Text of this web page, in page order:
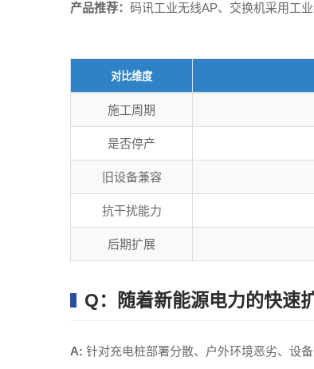
产品推荐： 码讯工业无线AP、交换机采用工
对比维度
施工周期
是否停产
旧设备兼容
抗干扰能力
后期扩展
Q：随着新能源电力的快速
A: 针对充电桩部署分散、户外环境恶劣、设